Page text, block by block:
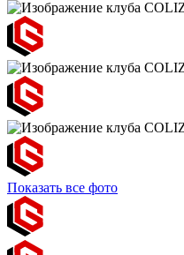
Показать все фото